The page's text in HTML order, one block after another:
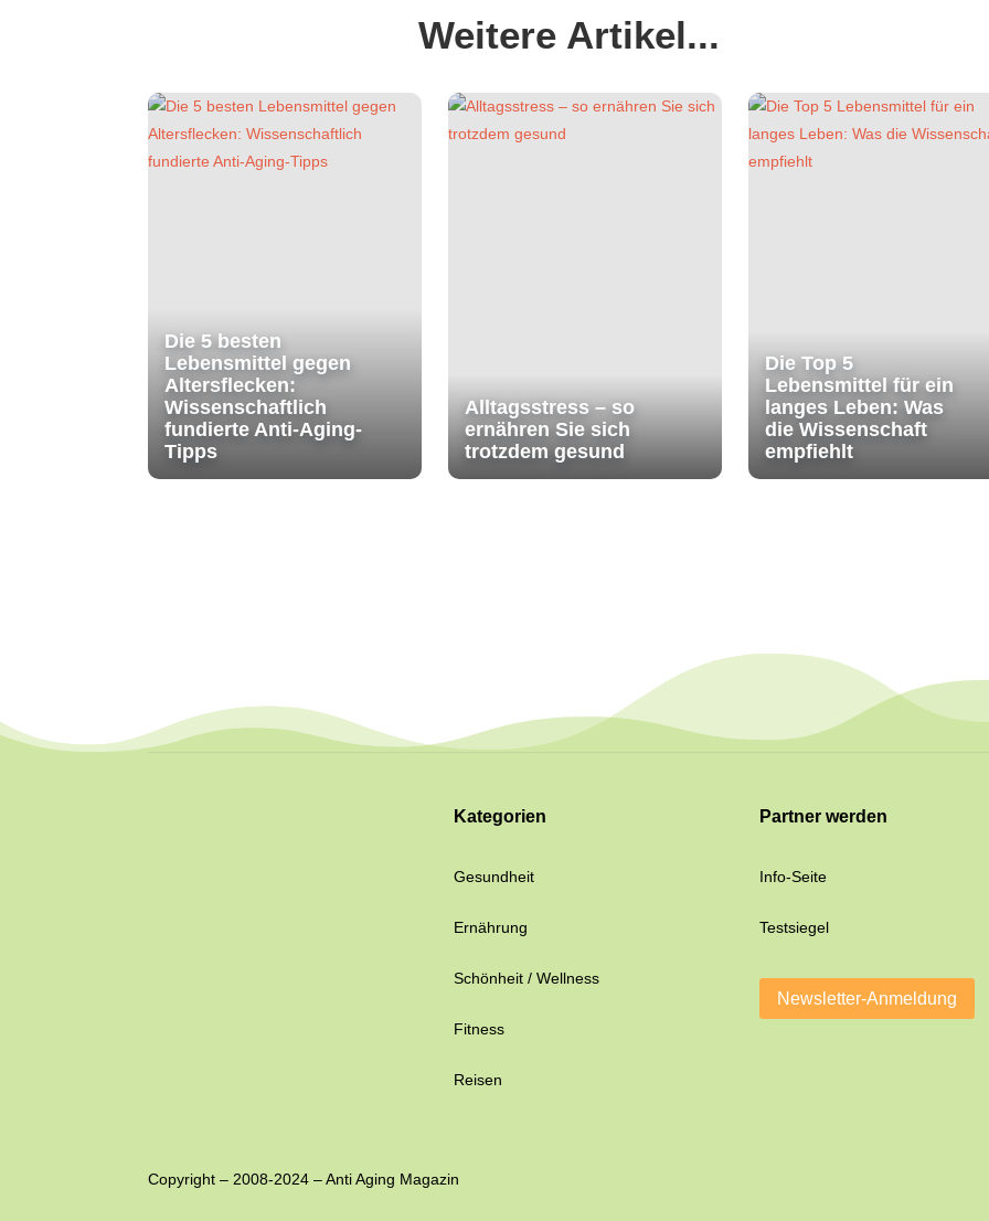
Weitere Artikel...
Die 5 besten
Lebensmittel gegen
Altersflecken:
Wissenschaftlich
fundierte Anti-Aging-
Tipps
Alltagsstress – so
ernähren Sie sich
trotzdem gesund
Die Top 5
Lebensmittel für ein
langes Leben: Was
die Wissenschaft
empfiehlt
Kategorien
Gesundheit
Ernährung
Schönheit / Wellness
Fitness
Reisen
Partner werden
Info-Seite
Testsiegel
Newsletter-Anmeldung
Copyright – 2008-2024 – Anti Aging Magazin